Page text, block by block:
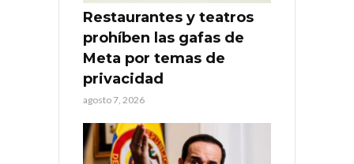
Restaurantes y teatros
prohíben las gafas de
Meta por temas de
privacidad
agosto 7, 2026